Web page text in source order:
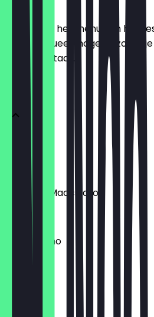
Hier vind je het menu van het
het zo actueel mogelijk, zodat
wachten staat.
ESPRESSO
Espresso
€ 3,00
Espresso Macchiato
€ 3,50
Cappuccino